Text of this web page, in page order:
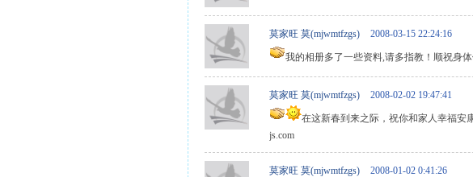
莫家旺 莫(mjwmtfzgs) 2008-03-15 22:24:16
我的相册多了一些资料,请多指教！顺祝身
莫家旺 莫(mjwmtfzgs) 2008-02-02 19:47:41
在这新春到来之际，祝你和家人幸福安
js.com
莫家旺 莫(mjwmtfzgs) 2008-01-02 0:41:26